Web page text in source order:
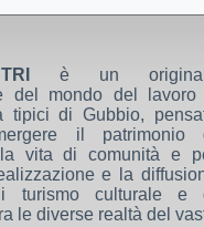
è un
del mondo del lavoro
tipici di Gubbio,
il patrimonio
vita di comunità e
e la
turismo culturale e
le diverse realtà del